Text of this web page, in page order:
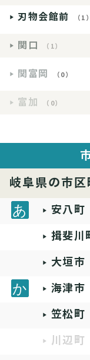
刃物会館前 （1）
関口 （1）
関富岡 （0）
富加 （0）
岐阜県の市区
安八町
揖斐川
大垣市
海津市
笠松町
川辺町